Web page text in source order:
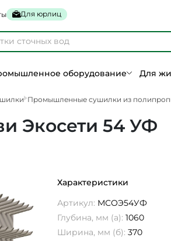
Для юрлиц
оборудование Для
Промышленные сушилки из
Экосети 54 УФ
Характеристики
Артикул: МСОЭ54УФ
Глубина, мм (а): 1060
Ширина, мм (б): 370